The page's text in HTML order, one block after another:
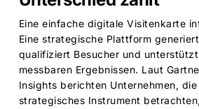
Eine einfache digitale Visitenkarte
Eine strategische Plattform
qualifiziert Besucher und
messbaren Ergebnissen. Laut
Insights berichten Unternehmen,
strategisches Instrument